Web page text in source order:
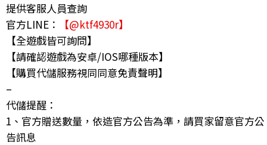
提供客服人員查詢
官方LINE：
【@ktf4930r】
【全遊戲皆可詢問】
【請確認遊戲為安卓/IOS哪種版本】
【購買代儲服務視同同意免責聲明】
–
代儲提醒：
1、官方贈送數量，依造官方公告為準，請買家留意官方公
告訊息